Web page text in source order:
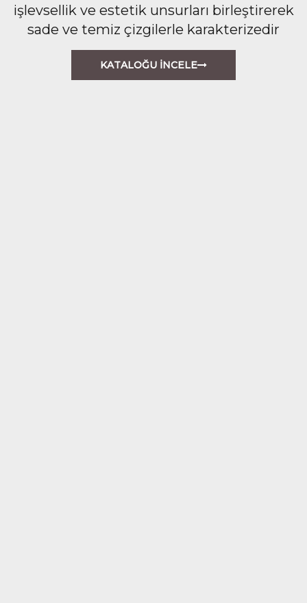
işlevsellik ve estetik unsurları birleştirerek
sade ve temiz çizgilerle karakterizedir
KATALOĞU İNCELE